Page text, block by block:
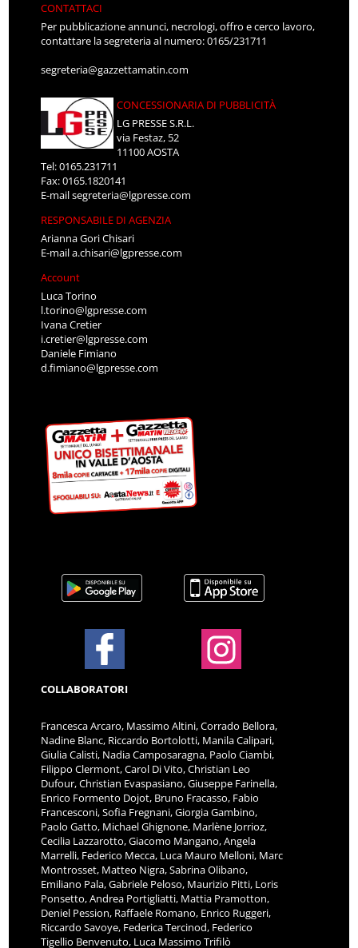
CONTATTACI
Per pubblicazione annunci, necrologi, offro e cerco lavoro,
contattare la segreteria al numero: 0165/231711
segreteria@gazzettamatin.com
CONCESSIONARIA DI PUBBLICITÀ
LG PRESSE S.R.L.
via Festaz, 52
11100 AOSTA
Tel: 0165.231711
Fax: 0165.1820141
E-mailsegreteria@lgpresse.com
RESPONSABILE DI AGENZIA
Arianna Gori Chisari
E-maila.chisari@lgpresse.com
Account
Luca Torino
l.torino@lgpresse.com
Ivana Cretier
i.cretier@lgpresse.com
Daniele Fimiano
d.fimiano@lgpresse.com
COLLABORATORI
Francesca Arcaro, Massimo Altini, Corrado Bellora,
Nadine Blanc, Riccardo Bortolotti, Manila Calipari,
Giulia Calisti, Nadia Camposaragna, Paolo Ciambi,
Filippo Clermont, Carol Di Vito, Christian Leo
Dufour, Christian Evaspasiano, Giuseppe Farinella,
Enrico Formento Dojot, Bruno Fracasso, Fabio
Francesconi, Sofia Fregnani, Giorgia Gambino,
Paolo Gatto, Michael Ghignone, Marlène Jorrioz,
Cecilia Lazzarotto, Giacomo Mangano, Angela
Marrelli, Federico Mecca, Luca Mauro Melloni, Marc
Montrosset, Matteo Nigra, Sabrina Olibano,
Emiliano Pala, Gabriele Peloso, Maurizio Pitti, Loris
Ponsetto, Andrea Portigliatti, Mattia Pramotton,
Deniel Pession, Raffaele Romano, Enrico Ruggeri,
Riccardo Savoye, Federica Tercinod, Federico
Tigellio Benvenuto, Luca Massimo Trifilò